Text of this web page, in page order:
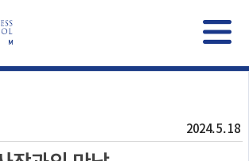
2024. 5. 18